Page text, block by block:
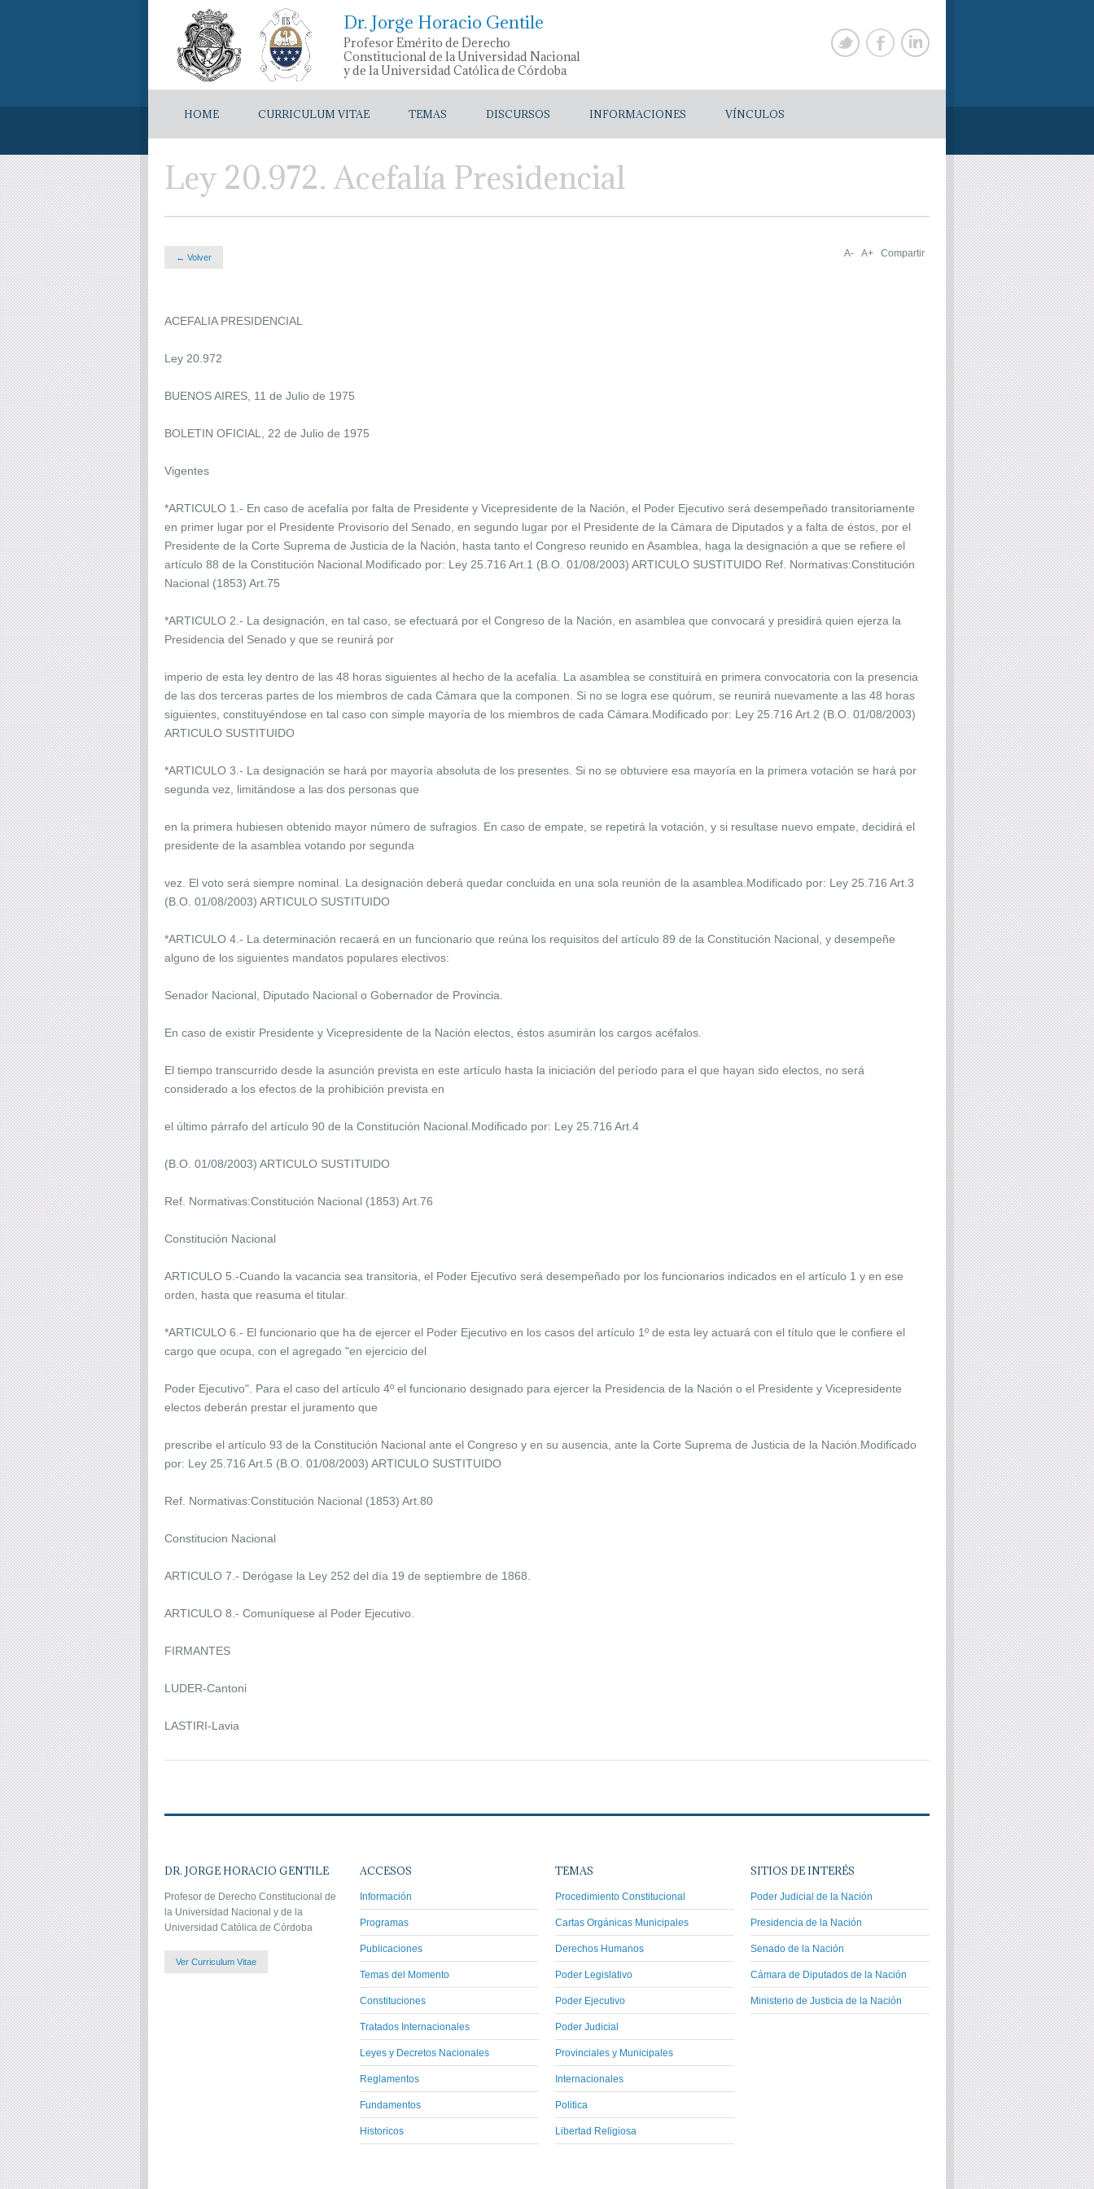
Dr. Jorge Horacio Gentile
Profesor Emérito de Derecho
Constitucional de la Universidad Nacional
y de la Universidad Católica de Córdoba
HOME CURRICULUM VITAE TEMAS DISCURSOS INFORMACIONES VÍNCULOS
Ley 20.972. Acefalía Presidencial
← Volver A- A+ Compartir
ACEFALIA PRESIDENCIAL
Ley 20.972
BUENOS AIRES, 11 de Julio de 1975
BOLETIN OFICIAL, 22 de Julio de 1975
Vigentes
*ARTICULO 1.- En caso de acefalía por falta de Presidente y Vicepresidente de la Nación, el Poder Ejecutivo será desempeñado transitoriamente
en primer lugar por el Presidente Provisorio del Senado, en segundo lugar por el Presidente de la Cámara de Diputados y a falta de éstos, por el
Presidente de la Corte Suprema de Justicia de la Nación, hasta tanto el Congreso reunido en Asamblea, haga la designación a que se refiere el
artículo 88 de la Constitución Nacional.Modificado por: Ley 25.716 Art.1 (B.O. 01/08/2003) ARTICULO SUSTITUIDO Ref. Normativas:Constitución
Nacional (1853) Art.75
*ARTICULO 2.- La designación, en tal caso, se efectuará por el Congreso de la Nación, en asamblea que convocará y presidirá quien ejerza la
Presidencia del Senado y que se reunirá por
imperio de esta ley dentro de las 48 horas siguientes al hecho de la acefalía. La asamblea se constituirá en primera convocatoria con la presencia
de las dos terceras partes de los miembros de cada Cámara que la componen. Si no se logra ese quórum, se reunirá nuevamente a las 48 horas
siguientes, constituyéndose en tal caso con simple mayoría de los miembros de cada Cámara.Modificado por: Ley 25.716 Art.2 (B.O. 01/08/2003)
ARTICULO SUSTITUIDO
*ARTICULO 3.- La designación se hará por mayoría absoluta de los presentes. Si no se obtuviere esa mayoría en la primera votación se hará por
segunda vez, limitándose a las dos personas que
en la primera hubiesen obtenido mayor número de sufragios. En caso de empate, se repetirá la votación, y si resultase nuevo empate, decidirá el
presidente de la asamblea votando por segunda
vez. El voto será siempre nominal. La designación deberá quedar concluida en una sola reunión de la asamblea.Modificado por: Ley 25.716 Art.3
(B.O. 01/08/2003) ARTICULO SUSTITUIDO
*ARTICULO 4.- La determinación recaerá en un funcionario que reúna los requisitos del artículo 89 de la Constitución Nacional, y desempeñe
alguno de los siguientes mandatos populares electivos:
Senador Nacional, Diputado Nacional o Gobernador de Provincia.
En caso de existir Presidente y Vicepresidente de la Nación electos, éstos asumirán los cargos acéfalos.
El tiempo transcurrido desde la asunción prevista en este artículo hasta la iniciación del período para el que hayan sido electos, no será
considerado a los efectos de la prohibición prevista en
el último párrafo del artículo 90 de la Constitución Nacional.Modificado por: Ley 25.716 Art.4
(B.O. 01/08/2003) ARTICULO SUSTITUIDO
Ref. Normativas:Constitución Nacional (1853) Art.76
Constitución Nacional
ARTICULO 5.-Cuando la vacancia sea transitoria, el Poder Ejecutivo será desempeñado por los funcionarios indicados en el artículo 1 y en ese
orden, hasta que reasuma el titular.
*ARTICULO 6.- El funcionario que ha de ejercer el Poder Ejecutivo en los casos del artículo 1º de esta ley actuará con el título que le confiere el
cargo que ocupa, con el agregado "en ejercicio del
Poder Ejecutivo". Para el caso del artículo 4º el funcionario designado para ejercer la Presidencia de la Nación o el Presidente y Vicepresidente
electos deberán prestar el juramento que
prescribe el artículo 93 de la Constitución Nacional ante el Congreso y en su ausencia, ante la Corte Suprema de Justicia de la Nación.Modificado
por: Ley 25.716 Art.5 (B.O. 01/08/2003) ARTICULO SUSTITUIDO
Ref. Normativas:Constitución Nacional (1853) Art.80
Constitucion Nacional
ARTICULO 7.- Derógase la Ley 252 del día 19 de septiembre de 1868.
ARTICULO 8.- Comuníquese al Poder Ejecutivo.
FIRMANTES
LUDER-Cantoni
LASTIRI-Lavia
DR. JORGE HORACIO GENTILE
Profesor de Derecho Constitucional de
la Universidad Nacional y de la
Universidad Católica de Córdoba
Ver Curriculum Vitae
ACCESOS
Información
Programas
Publicaciones
Temas del Momento
Constituciones
Tratados Internacionales
Leyes y Decretos Nacionales
Reglamentos
Fundamentos
Historicos
TEMAS
Procedimiento Constitucional
Cartas Orgánicas Municipales
Derechos Humanos
Poder Legislativo
Poder Ejecutivo
Poder Judicial
Provinciales y Municipales
Internacionales
Politica
Libertad Religiosa
SITIOS DE INTERÉS
Poder Judicial de la Nación
Presidencia de la Nación
Senado de la Nación
Cámara de Diputados de la Nación
Ministerio de Justicia de la Nación